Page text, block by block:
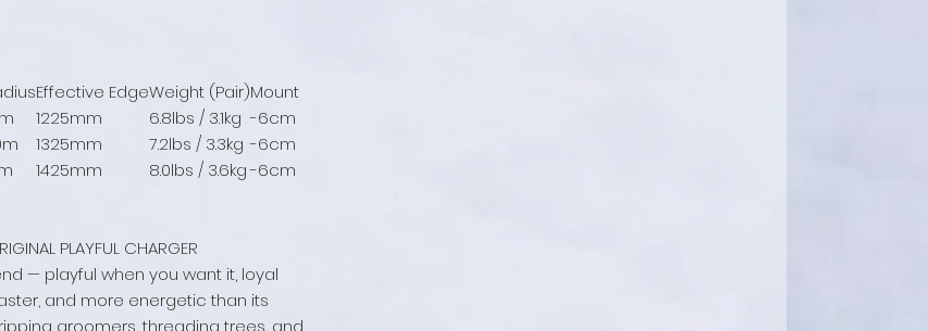
Effective EdgeWeight (Pair)Mount
1225mm 6.8lbs / 3.1kg -6cm
1325mm 7.2lbs / 3.3kg -6cm
1425mm 8.0lbs / 3.6kg-6cm
PLAYFUL CHARGER
— playful when you want it, loyal
and more energetic than its
groomers, threading trees, and